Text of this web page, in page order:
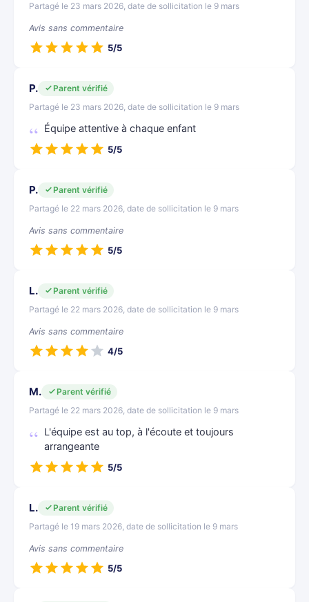
Partagé le 23 mars 2026, date de sollicitation le 9 mars
Avis sans commentaire
5/5
P.
Parent vérifié
Partagé le 23 mars 2026, date de sollicitation le 9 mars
Équipe attentive à chaque enfant
5/5
P.
Parent vérifié
Partagé le 22 mars 2026, date de sollicitation le 9 mars
Avis sans commentaire
5/5
L.
Parent vérifié
Partagé le 22 mars 2026, date de sollicitation le 9 mars
Avis sans commentaire
4/5
M.
Parent vérifié
Partagé le 22 mars 2026, date de sollicitation le 9 mars
L'équipe est au top, à l'écoute et toujours
arrangeante
5/5
L.
Parent vérifié
Partagé le 19 mars 2026, date de sollicitation le 9 mars
Avis sans commentaire
5/5